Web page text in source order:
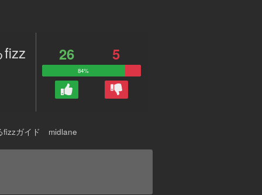
26 5
84%
fizzガイド midlane